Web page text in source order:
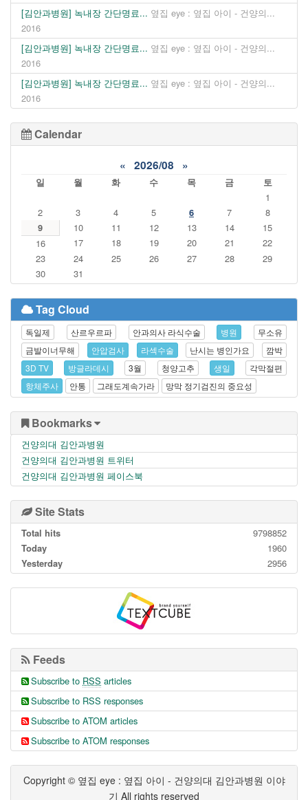
[김안과병원] 녹내장 간단명료... 옆집 eye : 옆집 아이 - 건양의...
2016
[김안과병원] 녹내장 간단명료... 옆집 eye : 옆집 아이 - 건양의...
2016
[김안과병원] 녹내장 간단명료... 옆집 eye : 옆집 아이 - 건양의...
2016
Calendar
« 2026/08 »
일 월 화 수 목 금
토
1
2
3 4 5 6 7
8
9
10 11 12 13 14
15
16
17 18 19 20 21
22
23
24 25 26 27 28
29
30
31
Tag Cloud
독일제 산르우르파 안과의사 라식수술 병원
무소유
금발이너무해
안압검사 라섹수술 난시는 병인가요
깜박
3D TV
방글라데시 3월 청양고추 생일
각막절편
항체주사
안통 그래도계속가라 망막 정기검진의 중요성
Bookmarks
건양의대 김안과병원
건양의대 김안과병원 트위터
건양의대 김안과병원 페이스북
Site Stats
Total hits
9798852
Today
1960
Yesterday
2956
Feeds
Subscribe to RSS articles
Subscribe to RSS responses
Subscribe to ATOM articles
Subscribe to ATOM responses
Copyright © 옆집 eye : 옆집 아이 - 건양의대 김안과병원 이야
기 All rights reserved